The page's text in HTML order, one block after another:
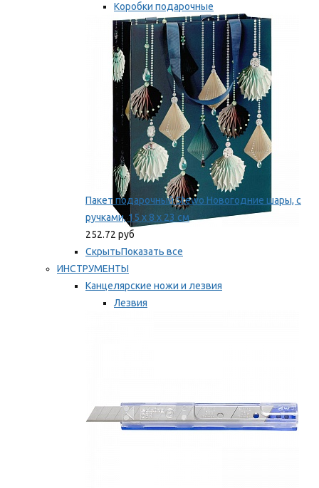
Коробки подарочные
Ленты, бобины
Мы рекомендуем
Пакет подарочный Stewo Новогодние шары, с
ручками, 15 х 8 х 23 см
252.72 руб
СкрытьПоказать все
ИНСТРУМЕНТЫ
Канцелярские ножи и лезвия
Лезвия